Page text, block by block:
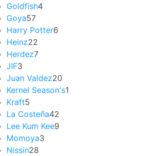
Goldfish4
Goya57
Harry Potter6
Heinz22
Herdez7
JIF3
Juan Valdez20
Kernel Season's1
Kraft5
La Costeña42
Lee Kum Kee9
Momoya3
Nissin28